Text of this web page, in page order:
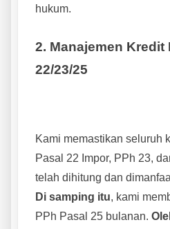
hukum.
2. Manajemen Kredit
22/23/25
Kami memastikan seluruh
Pasal 22 Impor, PPh 23,
telah dihitung dan
Di samping itu, kami
PPh Pasal 25 bulanan.